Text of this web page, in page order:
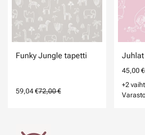
Funky Jungle tapetti
59,04 €72,00 €
45,00 €
+2